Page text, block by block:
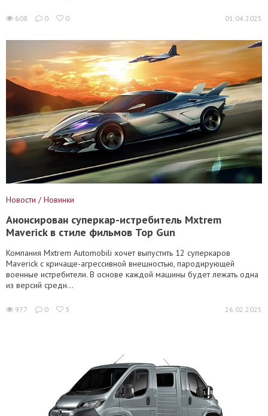
608 0 0 01.04.2025
Новости / Новинки
Анонсирован суперкар-истребитель Mxtrem
Maverick в стиле фильмов Top Gun
Компания Mxtrem Automobili хочет выпустить 12 суперкаров
Maverick с кричаще-агрессивной внешностью, пародирующей
военные истребители. В основе каждой машины будет лежать одна
из версий средн...
977 0 3 26.02.2025